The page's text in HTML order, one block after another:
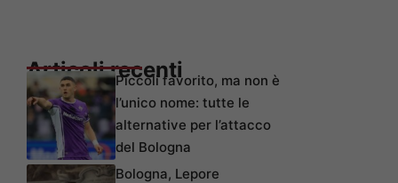
Articoli recentiPiccoli favorito, ma non è
l’unico nome: tutte le
alternative per l’attacco
del Bologna
Bologna, Lepore